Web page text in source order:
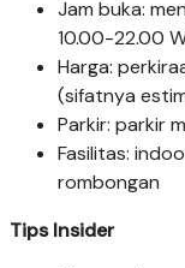
Jam buka:
10.00-22.00
Harga:
(sifatnya
Parkir: parkir
Fasilitas:
rombongan
Tips Insider